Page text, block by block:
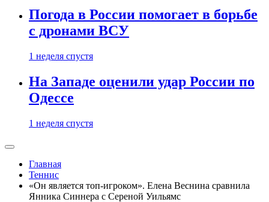
Погода в России помогает в борьбе
с дронами ВСУ
1 неделя спустя
На Западе оценили удар России по
Одессе
1 неделя спустя
Главная
Теннис
«Он является топ-игроком». Елена Веснина сравнила
Янника Синнера с Сереной Уильямс